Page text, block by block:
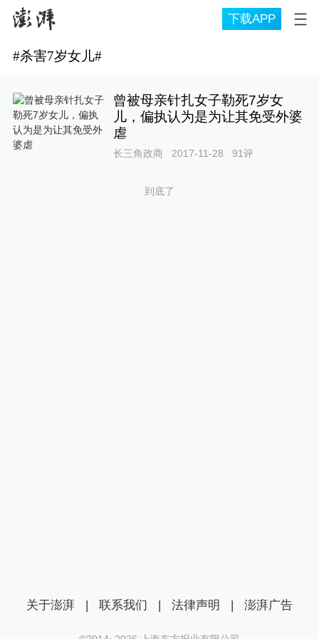
下载APP
#杀害7岁女儿#
曾被母亲针扎女子勒死7岁女
儿，偏执认为是为让其免受外婆
虐
长三角政商 2017-11-28 91评
到底了
关于澎湃 | 联系我们 | 法律声明 | 澎湃广告